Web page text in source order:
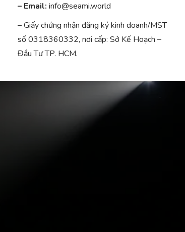
– Email: info@seami.world
– Giấy chứng nhận đăng ký kinh doanh/MST
số 0318360332, nơi cấp: Sở Kế Hoạch –
Đầu Tư TP. HCM.